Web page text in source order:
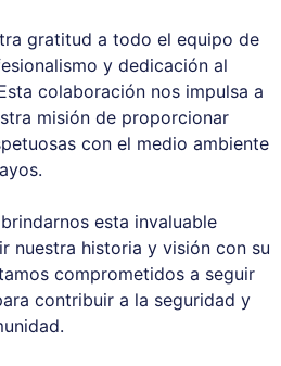
gratitud a todo el equipo de
y dedicación al
colaboración nos impulsa a
misión de proporcionar
con el medio ambiente
esta invaluable
nuestra historia y visión con su
comprometidos a seguir
contribuir a la seguridad y